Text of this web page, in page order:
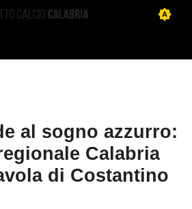
al sogno azzurro:
Calabria
di Costantino